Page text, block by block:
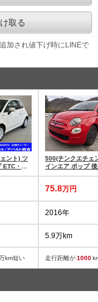
取る
加され値下げ時にLINEで
ント) ツ
・ド
km短い
500(チンクエチェ
インエア ポップ
75.8万円
2016年
5.9万km
走行距離が1000